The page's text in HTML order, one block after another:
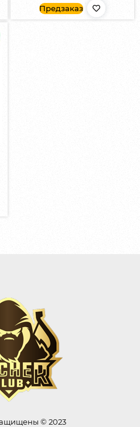
Предзаказ
© 2023